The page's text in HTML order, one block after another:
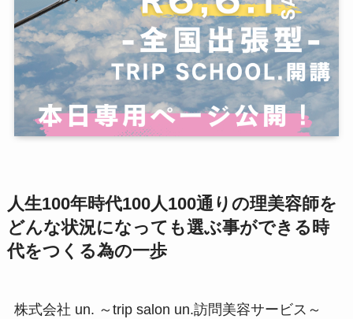
人生100年時代100人100通りの理美容師を
どんな状況になっても選ぶ事ができる時
代をつくる為の一歩
株式会社 un. ～trip salon un.訪問美容サービス～